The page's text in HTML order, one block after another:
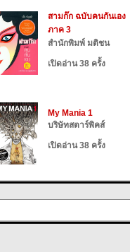
สามก๊ก ฉบับคนกันเอง
ภาค 3
สำนักพิมพ์ มติชน
เปิดอ่าน 38 ครั้ง
My Mania 1
บริษัทสตาร์พิคส์
เปิดอ่าน 38 ครั้ง